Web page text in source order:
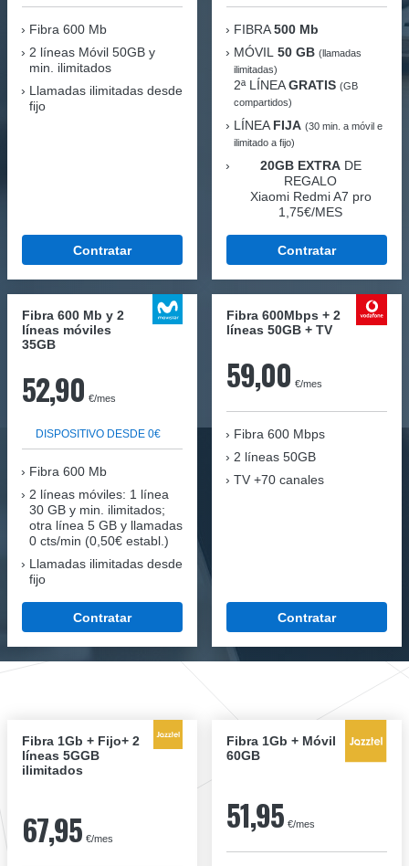
Fibra 600 Mb
2 líneas Móvil 50GB y
min. ilimitados
Llamadas ilimitadas desde
fijo
Contratar
FIBRA 500 Mb
MÓVIL 50 GB (llamadas
ilimitadas)
2ª LÍNEAGRATIS (GB
compartidos)
LÍNEA FIJA (30 min. a móvil e
ilimitado a fijo)
20GB EXTRADE
REGALO
Xiaomi Redmi A7 pro
1,75€/MES
Contratar
Fibra 600 Mb y 2
líneas móviles
35GB
52,90 €/mes
DISPOSITIVO DESDE 0€
Fibra 600 Mb
2 líneas móviles: 1 línea
30 GB y min. ilimitados;
otra línea 5 GB y llamadas
0 cts/min (0,50€ establ.)
Llamadas ilimitadas desde
fijo
Contratar
Fibra 600Mbps + 2
líneas 50GB + TV
59,00 €/mes
Fibra 600 Mbps
2 líneas 50GB
TV +70 canales
Contratar
Fibra 1Gb + Fijo+ 2
líneas 5GGB
ilimitados
67,95 €/mes
Fibra 1Gb + Móvil
60GB
51,95 €/mes